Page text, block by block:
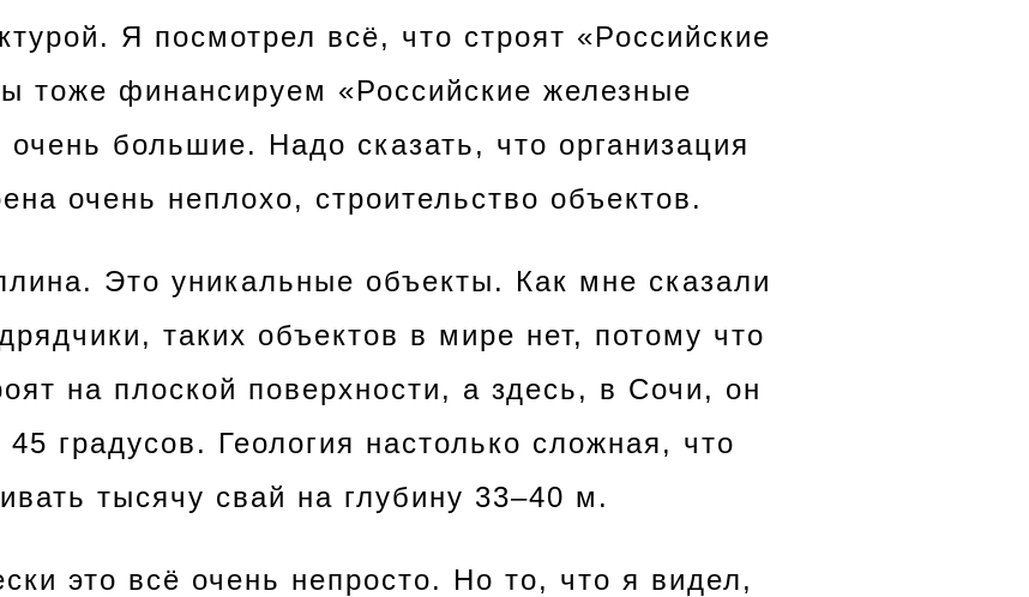
Я посмотрел всё, что строят «Российские
тоже финансируем «Российские железные
очень большие. Надо сказать, что организация
очень неплохо, строительство объектов.
Это уникальные объекты. Как мне сказали
таких объектов в мире нет, потому что
на плоской поверхности, а здесь, в Сочи, он
градусов. Геология настолько сложная, что
тысячу свай на глубину 33–40 м.
это всё очень непросто. Но то, что я видел,